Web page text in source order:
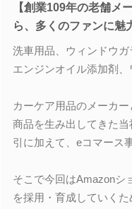
【創業109年の老舗メ
ら、多くのファンに魅
洗車用品、ウィンドウガ
エンジンオイル添加剤
カーケア用品のメーカ
商品を生み出してきた
引に加えて、eコマース
そこで今回はAmazonシ
を採用・育成していく